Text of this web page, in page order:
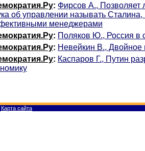
: Фирсов А., Позволяет
об управлении называть
менеджерами
: Поляков Ю., Россия в
: Невейкин В., Двойное
: Каспаров Г., Путин
Карта сайта